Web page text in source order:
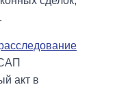
акт в